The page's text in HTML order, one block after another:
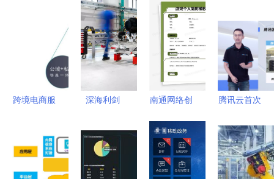
跨境电商服
品出海保驾
护航的数字
护航者
深海利剑
型鱼雷的技
术革新与网
络化未来
南通网络创
术服务的机
遇与行动指
南
腾讯云首次
产品矩阵
以自研驱动
软硬件协